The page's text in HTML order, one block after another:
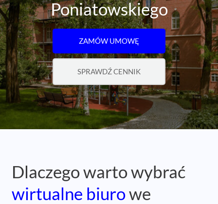
Poniatowskiego
ZAMÓW UMOWĘ
SPRAWDŹ CENNIK
Dlaczego warto wybrać
wirtualne biurowe